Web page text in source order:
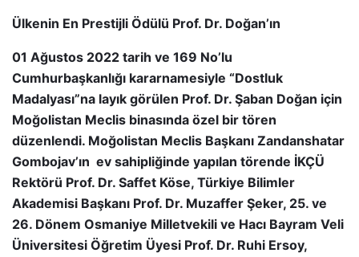
Ülkenin En Prestijli Ödülü Prof. Dr. Doğan’ın
01 Ağustos 2022 tarih ve 169 No’lu
Cumhurbaşkanlığı kararnamesiyle “Dostluk
Madalyası”na layık görülen Prof. Dr. Şaban Doğan için
Moğolistan Meclis binasında özel bir tören
düzenlendi. Moğolistan Meclis Başkanı Zandanshatar
Gombojav’ın ev sahipliğinde yapılan törende İKÇÜ
Rektörü Prof. Dr. Saffet Köse, Türkiye Bilimler
Akademisi Başkanı Prof. Dr. Muzaffer Şeker, 25. ve
26. Dönem Osmaniye Milletvekili ve Hacı Bayram Veli
Üniversitesi Öğretim Üyesi Prof. Dr. Ruhi Ersoy,